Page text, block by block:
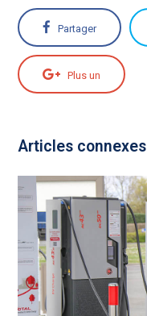
Partager
Plus un
Articles connexes